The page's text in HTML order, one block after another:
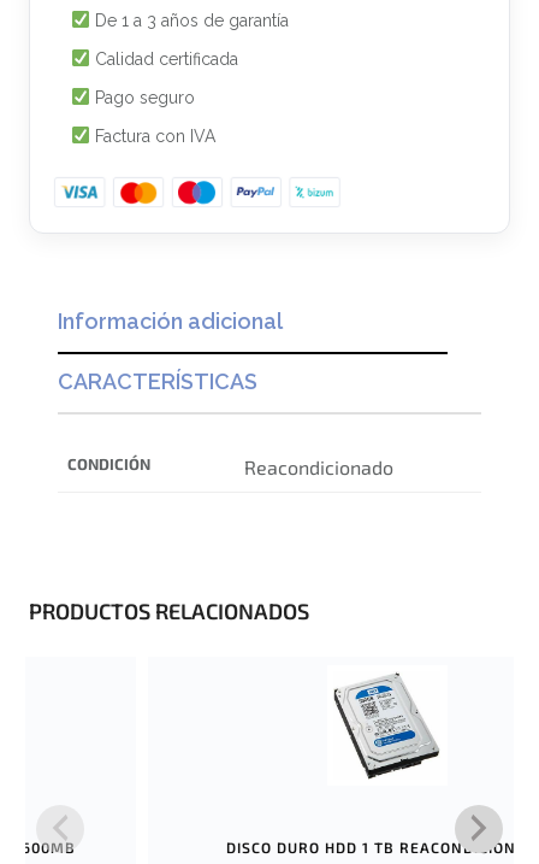
De 1 a 3 años de garantía
Calidad certificada
Pago seguro
Factura con IVA
Información adicional
CARACTERÍSTICAS
CONDICIÓN Reacondicionado
PRODUCTOS RELACIONADOS
N600MB DISCO DURO HDD 1 TB